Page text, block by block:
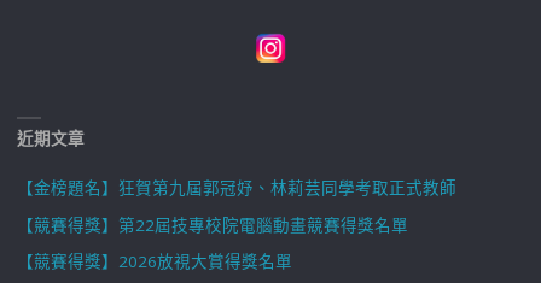
近期文章
【金榜題名】狂賀第九屆郭冠妤、林莉芸同學考取正式教師
【競賽得獎】第22屆技專校院電腦動畫競賽得獎名單
【競賽得獎】2026放視大賞得獎名單